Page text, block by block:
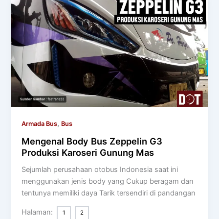
Armada Bus, Bus
Mengenal Body Bus Zeppelin G3
Produksi Karoseri Gunung Mas
Sejumlah perusahaan otobus Indonesia saat ini
menggunakan jenis body yang Cukup beragam dan
tentunya memiliki daya Tarik tersendiri di pandangan
Halaman: 1 2